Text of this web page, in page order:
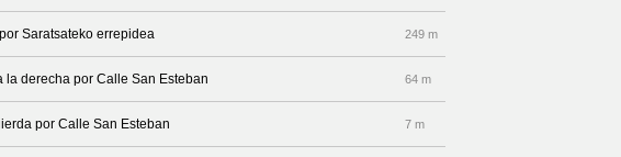
Saratsateko errepidea 249 m
la derecha por Calle San Esteban 64 m
por Calle San Esteban 7 m